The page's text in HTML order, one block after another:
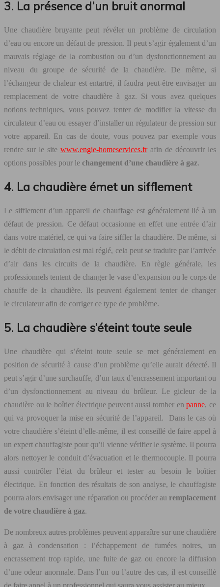
3. La présence d’un bruit anormal
Une chaudière bruyante peut révéler un problème de circulation
d’eau ou encore un défaut de pression. Il peut s’agir également d’un
mauvais réglage de la combustion ou d’un dysfonctionnement au
niveau du groupe de sécurité de la chaudière. De même, si
l’échangeur de chaleur est entartré, il faudra peut-être envisager un
remplacement de votre chaudière à gaz. Si vous avez quelques
notions techniques, vous pouvez tenter de modifier la vitesse du
circulateur d’eau ou essayer d’installer un régulateur de pression sur
votre appareil. En cas de doute, vous pouvez par exemple vous
rendre sur le site www.engie-homeservices.frafin de découvrir les
options possibles pour le changement d’une chaudière à gaz.
4. La chaudière émet un sifflement
Le sifflement d’un appareil de chauffage est généralement lié à un
défaut de pression. Ce défaut occasionne en effet une entrée d’air
dans votre matériel, ce qui va faire siffler la chaudière. De même, si
le débit de circulation est mal réglé, cela peut se traduire par l’arrivée
d’air dans les circuits de la chaudière. En règle générale, les
professionnels tentent de changer le vase d’expansion ou le corps de
chauffe de la chaudière. Ils peuvent également tenter de changer
le circulateur afin de corriger ce type de problème.
5. La chaudière s’éteint toute seule
Une chaudière qui s’éteint toute seule se met généralement en
position de sécurité à cause d’un problème qu’elle aurait détecté. Il
peut s’agir d’une surchauffe, d’un taux d’encrassement important ou
d’un dysfonctionnement au niveau du brûleur. Le gicleur de la
chaudière ou le boîtier électrique peuvent aussi tomber enpanne, ce
qui va provoquer la mise en sécurité de l’appareil. Dans le cas où
votre chaudière s’éteint d’elle-même, il est conseillé de faire appel à
un expert chauffagiste pour qu’il vienne vérifier le système. Il pourra
alors nettoyer le conduit d’évacuation et le thermocouple. Il pourra
aussi contrôler l’état du brûleur et tester au besoin le boîtier
électrique. En fonction des résultats de son analyse, le chauffagiste
pourra alors envisager une réparation ou procéder au remplacement
de votre chaudière à gaz.
De nombreux autres problèmes peuvent apparaître sur une chaudière
à gaz à condensation : l’échappement de fumées noires, un
encrassement trop rapide, une fuite de gaz ou encore la diffusion
d’une odeur anormale. Dans l’un ou l’autre des cas, il est conseillé
de faire appel à un professionnel qui saura vous assister au mieux.